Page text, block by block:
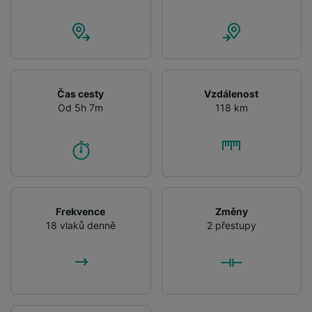
Čas cesty
Od 5h 7m
Vzdálenost
118 km
Frekvence
18 vlaků denně
Změny
2 přestupy